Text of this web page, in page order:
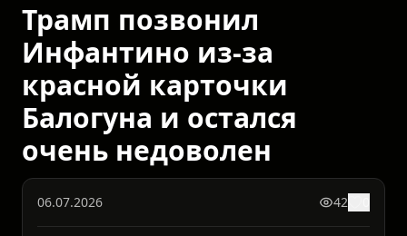
Трамп позвонил
Инфантино из-за
красной карточки
Балогуна и остался
очень недоволен
06.07.2026 42